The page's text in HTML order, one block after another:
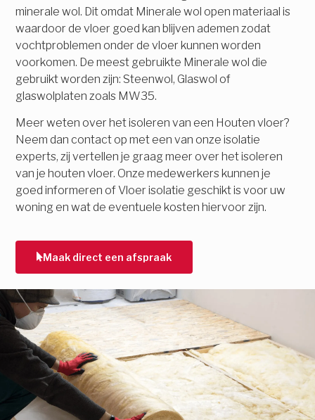
minerale wol. Dit omdat Minerale wol open materiaal is
waardoor de vloer goed kan blijven ademen zodat
vochtproblemen onder de vloer kunnen worden
voorkomen. De meest gebruikte Minerale wol die
gebruikt worden zijn: Steenwol, Glaswol of
glaswolplaten zoals MW35.
Meer weten over het isoleren van een Houten vloer?
Neem dan contact op met een van onze isolatie
experts, zij vertellen je graag meer over het isoleren
van je houten vloer. Onze medewerkers kunnen je
goed informeren of Vloer isolatie geschikt is voor uw
woning en wat de eventuele kosten hiervoor zijn.
Maak direct een afspraak